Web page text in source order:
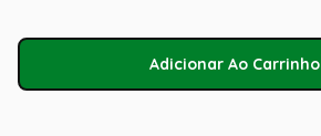
Adicionar Ao Carrinho